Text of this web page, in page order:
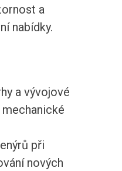
a
nabídky.
a vývojové
při
nových